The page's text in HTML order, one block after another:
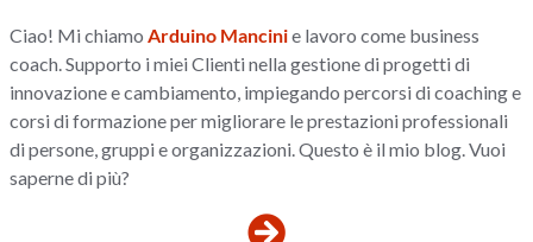
Ciao! Mi chiamo Arduino Mancinie lavoro come business
coach. Supporto i miei Clienti nella gestione di progetti di
innovazione e cambiamento, impiegando percorsi di coaching e
corsi di formazione per migliorare le prestazioni professionali
di persone, gruppi e organizzazioni. Questo è il mio blog. Vuoi
saperne di più?